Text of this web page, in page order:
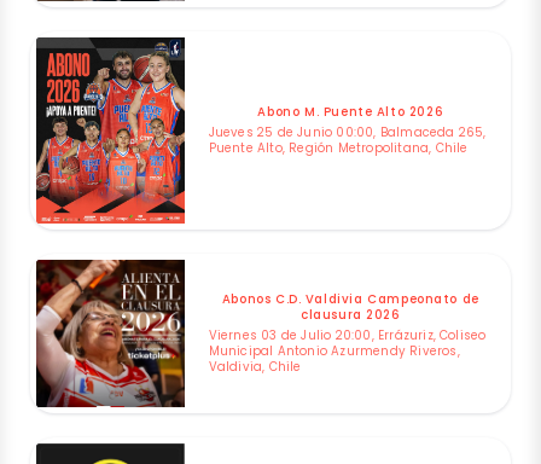
Abono M. Puente Alto 2026
Jueves 25 de Junio 00:00, Balmaceda 265,
Puente Alto, Región Metropolitana, Chile
Abonos C.D. Valdivia Campeonato de
clausura 2026
Viernes 03 de Julio 20:00, Errázuriz, Coliseo
Municipal Antonio Azurmendy Riveros,
Valdivia, Chile